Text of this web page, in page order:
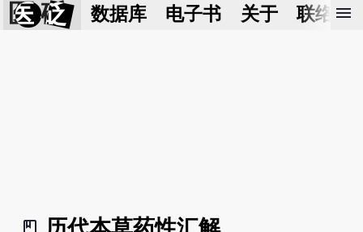
医 砭 数据库 电子书 关于 联络我
menu
book_2